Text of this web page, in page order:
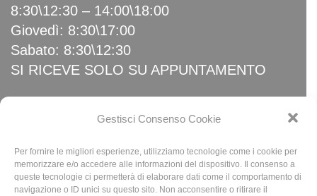
Gestisci Consenso Cookie
Per fornire le migliori esperienze, utilizziamo tecnologie come i cookie per
memorizzare e/o accedere alle informazioni del dispositivo. Il consenso a
queste tecnologie ci permetterà di elaborare dati come il comportamento di
navigazione o ID unici su questo sito. Non acconsentire o ritirare il
8:30\12:30 – 14:00\18:00
Giovedì: 8:30\17:00
Sabato: 8:30\12:30
SI RICEVE SOLO SU APPUNTAMENTO
Home
News